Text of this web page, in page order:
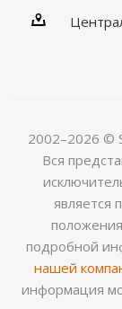
2002–2026 ©
Вся
является
подробной
нашей
информация